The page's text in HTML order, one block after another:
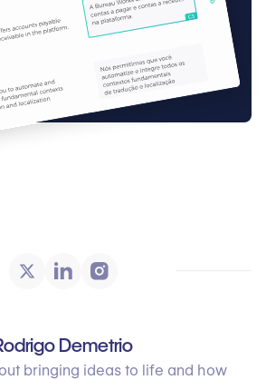
Demetrio
bringing ideas to life and how